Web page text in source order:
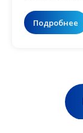
Подробнее